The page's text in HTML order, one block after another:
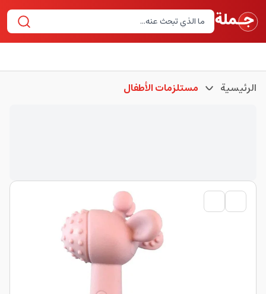
الرئيسية مستلزمات الأطفال